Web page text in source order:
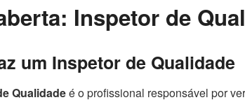
Inspetor de
um Inspetor de Qualidade
Qualidadeé o profissional responsável por